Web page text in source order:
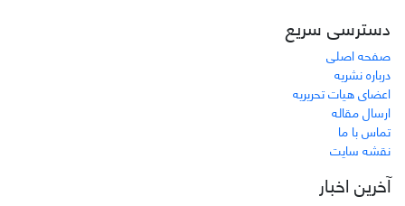
دسترسی سریع
صفحه اصلی
درباره نشریه
اعضای هیات تحریریه
ارسال مقاله
تماس با ما
نقشه سایت
آخرین اخبار